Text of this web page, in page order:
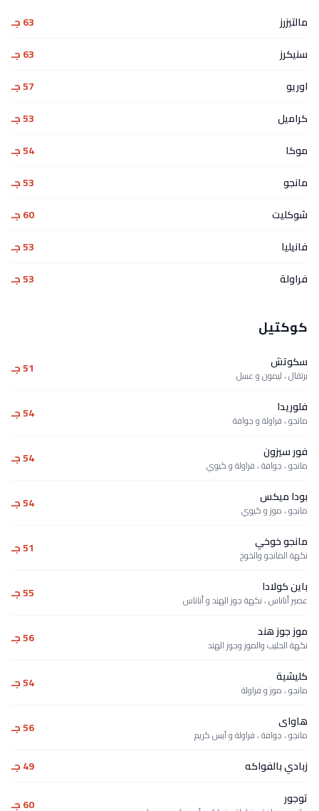
مالتيزرز
63 جـ
سنيكرز
63 جـ
اوريو
57 جـ
كراميل
53 جـ
موكا
54 جـ
مانجو
53 جـ
شوكليت
60 جـ
فانيليا
53 جـ
فراولة
53 جـ
كوكتيل
سكوتش
برتقال ، ليمون و عسل 51 جـ
فلوريدا
مانجو ، فراولة و جوافة 54 جـ
فور سيزون
مانجو ، جوافة ، فراولة و كيوي 54 جـ
بودا ميكس
مانجو ، موز و كيوي 54 جـ
مانجو خوخي
نكهة المانجو والخوخ 51 جـ
باين كولادا
عصير أناناس ، نكهة جوز الهند و أناناس 55 جـ
موز جوز هند
نكهة الحليب والموز وجوز الهند 56 جـ
كليشية
مانجو ، موز و فراولة 54 جـ
هاواى
مانجو ، جوافة ، فراولة و آيس كريم 56 جـ
زبادي بالفواكه
49 جـ
توجور
60 جـ